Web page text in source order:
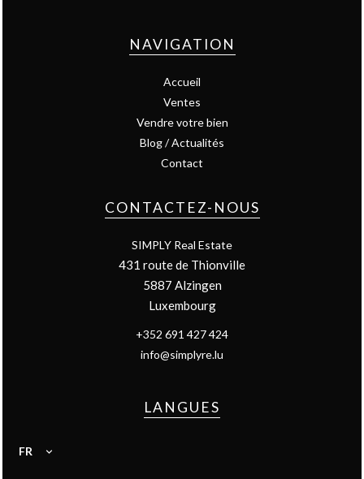
NAVIGATION
Accueil
Ventes
Vendre votre bien
Blog / Actualités
Contact
CONTACTEZ-NOUS
SIMPLY Real Estate
431 route de Thionville
5887 Alzingen
Luxembourg
+352 691 427 424
info@simplyre.lu
LANGUES
FR